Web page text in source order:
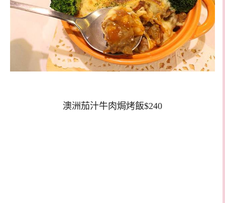
澳洲茄汁牛肉焗烤飯$240